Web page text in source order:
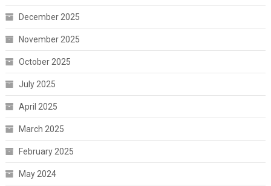
December 2025
November 2025
October 2025
July 2025
April 2025
March 2025
February 2025
May 2024